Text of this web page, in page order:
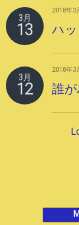
3月
13
2018年3
ハ
3月
12
2018年3
誰